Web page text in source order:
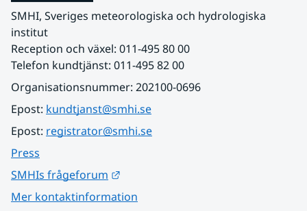
SMHI, Sveriges meteorologiska och hydrologiska
institut
Reception och växel: 011-495 80 00
Telefon kundtjänst: 011-495 82 00
Organisationsnummer: 202100-0696
Epost: kundtjanst@smhi.se
Epost: registrator@smhi.se
Press
SMHIs frågeforum
Mer kontaktinformation